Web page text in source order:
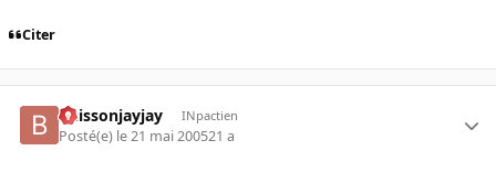
Citer
buissonjayjay INpactien
Posté(e) le 21 mai 200521 a